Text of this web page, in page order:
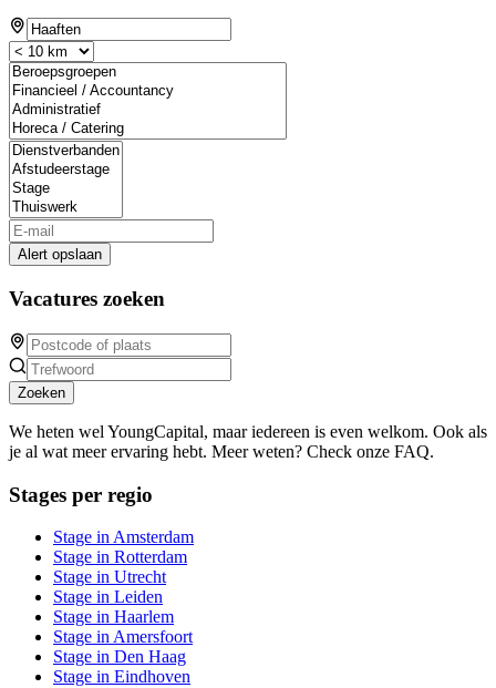
Alert opslaan
Vacatures zoeken
Zoeken
We heten wel YoungCapital, maar iedereen is even welkom. Ook als
je al wat meer ervaring hebt. Meer weten? Check onze FAQ.
Stages per regio
Stage in Amsterdam
Stage in Rotterdam
Stage in Utrecht
Stage in Leiden
Stage in Haarlem
Stage in Amersfoort
Stage in Den Haag
Stage in Eindhoven